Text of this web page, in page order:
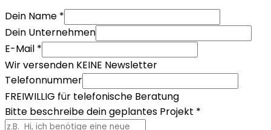
Dein Name *
Dein Unternehmen
E-Mail *
Wir versenden KEINE Newsletter
Telefonnummer
FREIWILLIG für telefonische Beratung
Bitte beschreibe dein geplantes Projekt *